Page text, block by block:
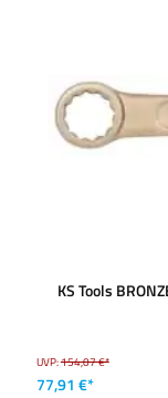
KS Tools
UVP:154,07 €*
77,91 €*